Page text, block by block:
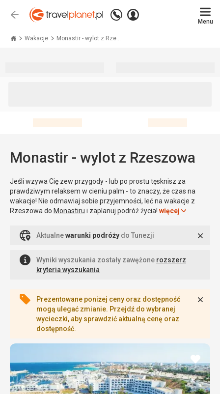
Wstecz
Zadzwoń
+48 71 771 76 55
Zaloguj
Menu
Wakacje Monastir - wylot z Rze...
Monastir - wylot z Rzeszowa
Jeśli wzywa Cię zew przygody - lub po prostu tęsknisz za
prawdziwym relaksem w cieniu palm - to znaczy, że czas na
wakacje! Nie odmawiaj sobie przyjemności, leć na wakacje z
Rzeszowa do Monastiru i zaplanuj podróż życia! więcej
Sprawdź z jakich lotnisk polecisz do
Monastiru
do Monastiru - i wybierz się na wymarzone wakacje!
Monastir z Poznania Monastir z Warszawy
Aktualnewarunki podróży do Tunezji
Wyniki wyszukania zostały zawężone rozszerz
kryteria wyszukania
Prezentowane poniżej ceny oraz dostępność
mogą ulegać zmianie. Przejdź do wybranej
wycieczki, aby sprawdzić aktualną cenę oraz
dostępność.
dodaj
do